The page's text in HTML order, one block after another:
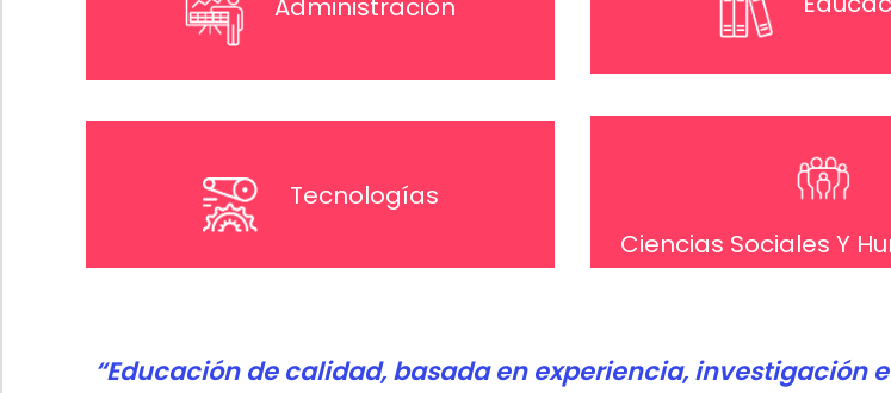
Tecnologías
Ciencias Sociales Y
“Educación de calidad, basada en experiencia, investigación